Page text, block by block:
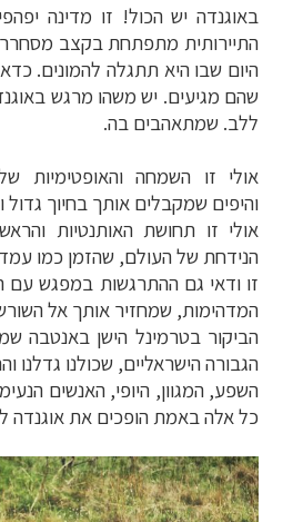
באוגנדה יש הכול! זו מדינה
התיירותית מתפתחת בקצב
היום שבו היא תתגלה להמונים.
שהם מגיעים. יש משהו מרגש
ללב. שמתאהבים בה.
אולי זו השמחה והאופטימיות
והיפים שמקבלים אותך בחיוך גדול
אולי זו תחושת האותנטיות
הנידחת של העולם, שהזמן כמו
זו ודאי גם ההתרגשות במפגש עם
המדהימות, שמחזיר אותך אל
הביקור בטרמינל הישן באנטבה
הגבורה הישראליים, שכולנו גדלנו
השפע, המגוון, היופי, האנשים
כל אלה באמת הופכים את אוגנדה